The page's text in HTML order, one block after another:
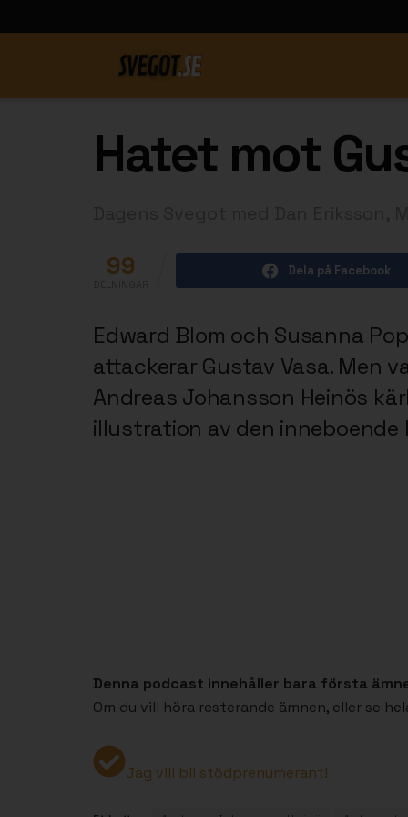
Hatet mot
99 Dela på Facebook
Edward Blom och Susanna
attackerar Gustav Vasa. Men
Andreas Johansson Heinös
illustration av den
Denna podcast innehåller bara första
Om du vill höra resterande ämnen, eller se
Jag vill bli stödprenumerant!